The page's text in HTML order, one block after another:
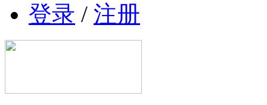
登录 / 注册